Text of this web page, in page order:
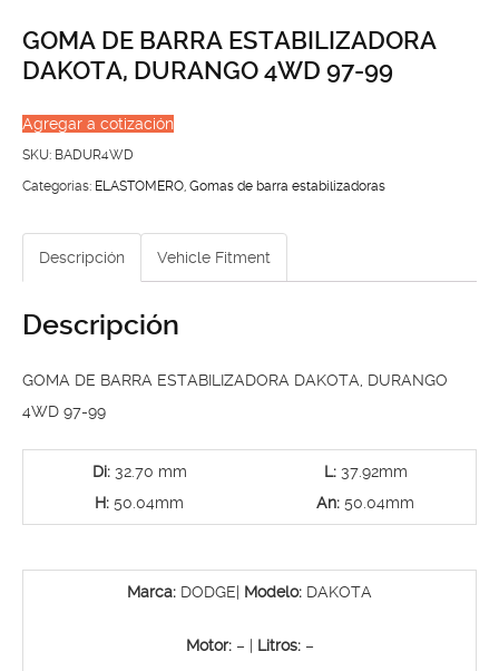
GOMA DE BARRA ESTABILIZADORA
DAKOTA, DURANGO 4WD 97-99
Agregar a cotización
SKU: BADUR4WD
Categorías: ELASTOMERO, Gomas de barra estabilizadoras
Descripción Vehicle Fitment
Descripción
GOMA DE BARRA ESTABILIZADORA DAKOTA, DURANGO
4WD 97-99
Di:32.70 mm
H: 50.04mm
L:37.92mm
An: 50.04mm
Marca: DODGE| Modelo: DAKOTA
Motor:– | Litros:–